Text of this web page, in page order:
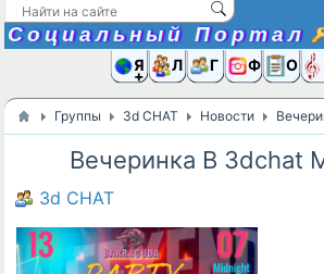
Социальный Портал
Я иЛюди
Группы 3d CHAT Новости
Вечеринка В 3dchat
3d CHAT